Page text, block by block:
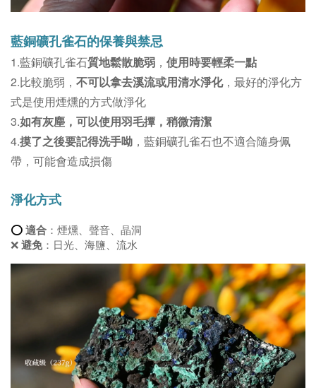
藍銅礦孔雀石的保養與禁忌
1.藍銅礦孔雀石質地鬆散脆弱 ， 使用時要輕柔一點
2.比較脆弱， 不可以拿去溪流或用清水淨化，最好的淨化方
式是使用煙燻的方式做淨化
3.如有灰塵，可以使用羽毛撢，稍微清潔
4.摸了之後要記得洗手呦 ，藍銅礦孔雀石也不適合隨身佩
帶，可能會造成損傷
淨化方式
⭕ 適合 ：煙燻、聲音、晶洞
❌ 避免 ：日光、海鹽、流水